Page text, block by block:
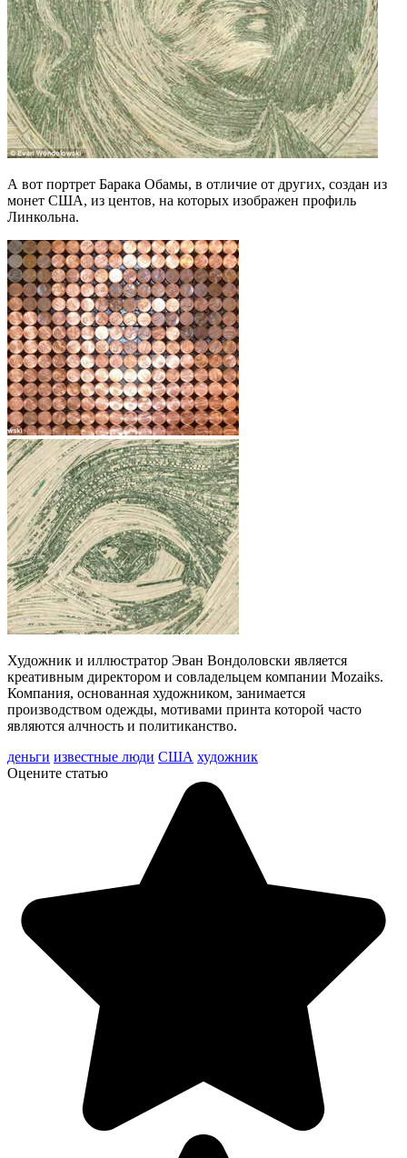
А вот портрет Барака Обамы, в отличие от других, создан из
монет США, из центов, на которых изображен профиль
Линкольна.
Художник и иллюстратор Эван Вондоловски является
креативным директором и совладельцем компании Mozaiks.
Компания, основанная художником, занимается
производством одежды, мотивами принта которой часто
являются алчность и политиканство.
деньги известные люди США художник
Оцените статью